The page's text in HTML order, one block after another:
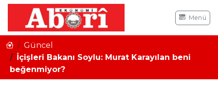
Menü
Güncel
İçişleri Bakanı Soylu: Murat Karayılan beni
beğenmiyor?